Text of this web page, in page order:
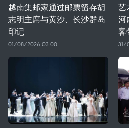
越南集邮家通过邮票留存胡
志明主席与黄沙、长沙群岛
印记
01/08/2026 03:00
艺
河
客
31/